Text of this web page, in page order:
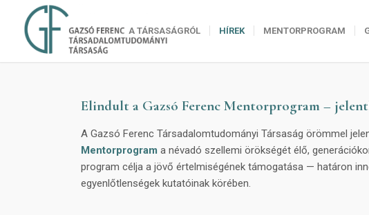
A TÁRSASÁGRÓL HÍREK MENTORPROGRAM
Elindult a Gazsó Ferenc Mentorprogram –
A Gazsó Ferenc Társadalomtudományi Társaság örömmel
Mentorprogram a névadó szellemi örökségét élő,
program célja a jövő értelmiségének támogatása — határon
egyenlőtlenségek kutatóinak körében.